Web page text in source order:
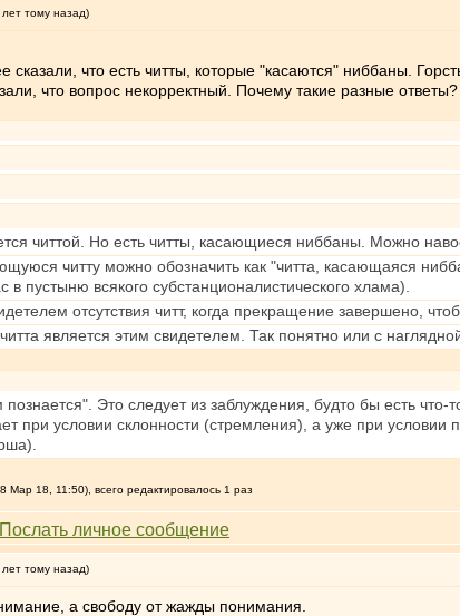
тому назад)
сказали, что есть читты, которые "касаются" ниббаны.
что вопрос некорректный. Почему такие разные
читтой. Но есть читты, касающиеся ниббаны. Можно
читту можно обозначить как "читта, касающаяся
в пустыню всякого субстанционалистического хлама).
отсутствия читт, когда прекращение завершено,
является этим свидетелем. Так понятно или с
Это следует из заблуждения, будто бы есть что-
при условии склонности (стремления), а уже при
Мар 18, 11:50), всего редактировалось 1 раз
тому назад)
а свободу от жажды понимания.